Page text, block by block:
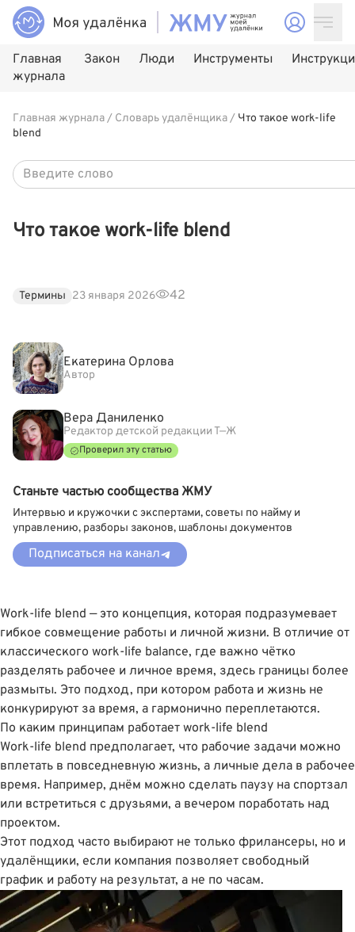
Главная
журнала
Закон Люди Инструменты
Главная журнала/ Словарь удалёнщика/ Что такое work-life
blend
Что такое work-life blend
Термины 23 января 2026 42
Work-life blend — это концепция, которая подразумевает
гибкое совмещение работы и личной жизни. В отличие от
классического work-life balance, где важно чётко
разделять рабочее и личное время, здесь границы более
размыты. Это подход, при котором работа и жизнь не
конкурируют за время, а гармонично переплетаются.
По каким принципам работает work-life blend
Work-life blend предполагает, что рабочие задачи можно
вплетать в повседневную жизнь, а личные дела в рабочее
время. Например, днём можно сделать паузу на спортзал
или встретиться с друзьями, а вечером поработать над
проектом.
Этот подход часто выбирают не только фрилансеры, но и
удалёнщики, если компания позволяет свободный
график и работу на результат, а не по часам.
Екатерина Орлова
Автор
Вера Даниленко
Редактор детской редакции Т—Ж
Проверил эту статью
Станьте частью сообщества ЖМУ
Интервью и кружочки с экспертами, советы по найму и
управлению, разборы законов, шаблоны документов
Подписаться на канал